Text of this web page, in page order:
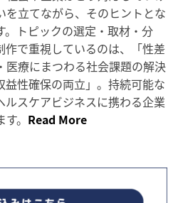
を立てながら、そのヒントとな
。トピックの選定・取材・分
で重視しているのは、「性差
医療にまつわる社会課題の解決
益性確保の両立」。持続可能な
スケアビジネスに携わる企業
。 Read More